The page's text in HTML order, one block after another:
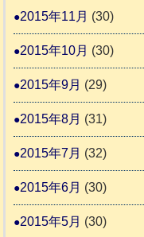
2015年11月 (30)
2015年10月 (30)
2015年9月 (29)
2015年8月 (31)
2015年7月 (32)
2015年6月 (30)
2015年5月 (30)